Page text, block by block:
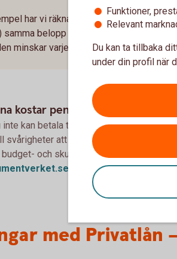
har vi räknat med rak amortering.
belopp varje månad. Du betalar
minskar varje månad om räntan är
kostar pengar!
inte kan betala tillbaka skulden i tid
svårigheter att få hyra bostad, teckna
och skuldrådgivningen i din
med Privatlån
Funktioner,
Relevant
Du kan ta tillbaka
under din profil när